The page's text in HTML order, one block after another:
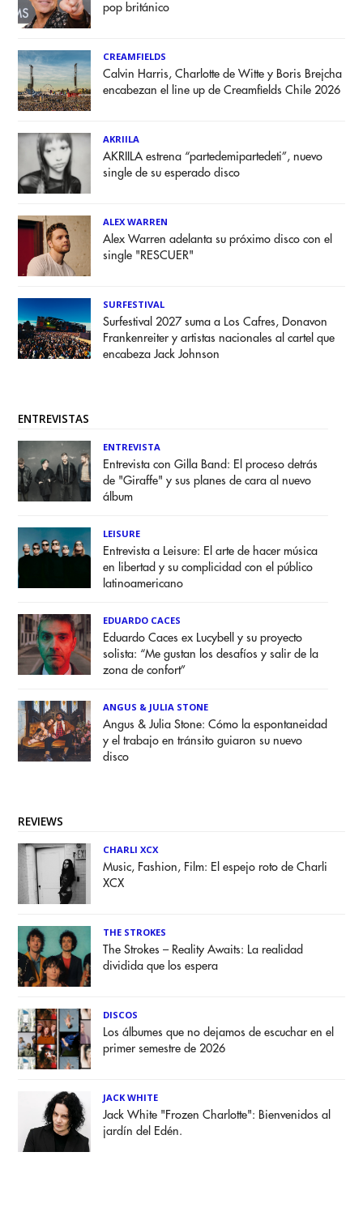
pop británico
CREAMFIELDS
Calvin Harris, Charlotte de Witte y Boris Brejcha
encabezan el line up de Creamfields Chile 2026
AKRIILA
AKRIILA estrena “partedemipartedeti”, nuevo
single de su esperado disco
ALEX WARREN
Alex Warren adelanta su próximo disco con el
single "RESCUER"
SURFESTIVAL
Surfestival 2027 suma a Los Cafres, Donavon
Frankenreiter y artistas nacionales al cartel que
encabeza Jack Johnson
ENTREVISTAS
ENTREVISTA
Entrevista con Gilla Band: El proceso detrás
de "Giraffe" y sus planes de cara al nuevo
álbum
LEISURE
Entrevista a Leisure: El arte de hacer música
en libertad y su complicidad con el público
latinoamericano
EDUARDO CACES
Eduardo Caces ex Lucybell y su proyecto
solista: “Me gustan los desafíos y salir de la
zona de confort”
ANGUS & JULIA STONE
Angus & Julia Stone: Cómo la espontaneidad
y el trabajo en tránsito guiaron su nuevo
disco
REVIEWS
CHARLI XCX
Music, Fashion, Film: El espejo roto de Charli
XCX
THE STROKES
The Strokes – Reality Awaits: La realidad
dividida que los espera
DISCOS
Los álbumes que no dejamos de escuchar en el
primer semestre de 2026
JACK WHITE
Jack White "Frozen Charlotte": Bienvenidos al
jardín del Edén.